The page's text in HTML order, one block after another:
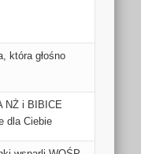
która głośno
NŻ i BIBICE
dla Ciebie